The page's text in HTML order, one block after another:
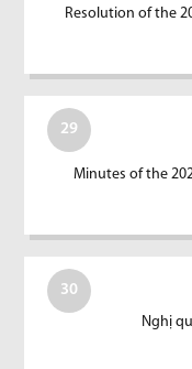
Resolution of the
29
Minutes of the
30
Nghị